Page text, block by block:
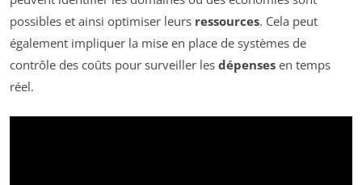
possibles et ainsi optimiser leurs ressources. Cela peut
également impliquer la mise en place de systèmes de
contrôle des coûts pour surveiller les dépenses en temps
réel.